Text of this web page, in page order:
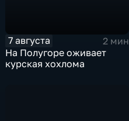
7 августа
2 мин
На Полугоре оживает
курская хохлома